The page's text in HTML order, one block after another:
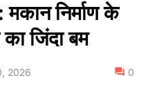
निर्माण के
का जिंदा बम
2026 0